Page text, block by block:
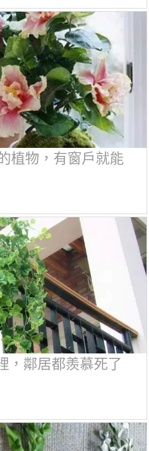
植物，有窗戶就能
，鄰居都羨慕死了